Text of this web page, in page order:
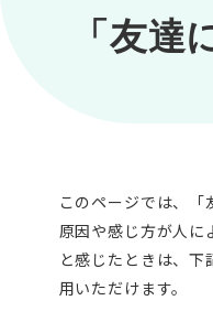
「友
このページでは、
原因や感じ方が人に
と感じたときは、
用いただけます。